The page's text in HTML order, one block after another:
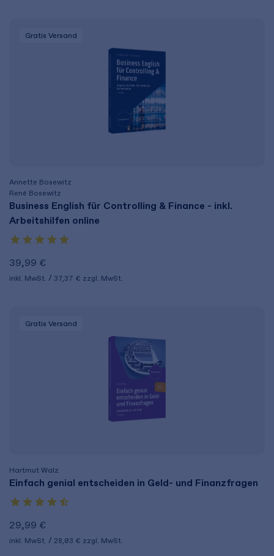
Gratis Versand
Annette Bosewitz
René Bosewitz
Business English für Controlling & Finance - inkl.
Arbeitshilfen online
39,99 €
inkl. MwSt. 37,37 € zzgl. MwSt.
Gratis Versand
Hartmut Walz
Einfach genial entscheiden in Geld- und Finanzfragen
29,99 €
inkl. MwSt. 28,03 € zzgl. MwSt.